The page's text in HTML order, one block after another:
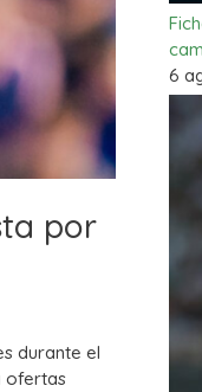
por
durante el
ofertas
6